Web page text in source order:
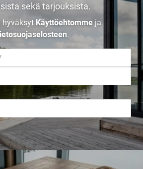
sekä tarjouksista.
Käyttöehtommeja
.